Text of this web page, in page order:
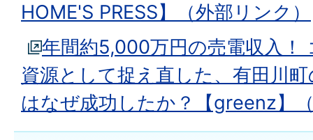
HOME'S PRESS】（外部リンク）
年間約5,000万円の売電収入！
資源として捉え直した、有田川
はなぜ成功したか？【greenz】